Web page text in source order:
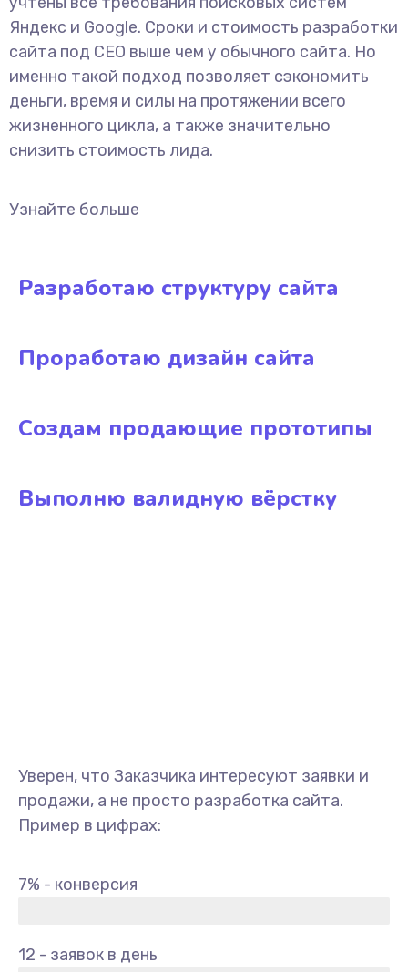
Яндекс и Google. Сроки и стоимость разработки
сайта под СЕО выше чем у обычного сайта. Но
именно такой подход позволяет сэкономить
деньги, время и силы на протяжении всего
жизненного цикла, а также значительно
снизить стоимость лида.
Узнайте больше
Разработаю структуру сайта
Проработаю дизайн сайта
Создам продающие прототипы
Выполню валидную вёрстку
Уверен, что Заказчика интересуют заявки и
продажи, а не просто разработка сайта.
Пример в цифрах:
7% - конверсия
12 - заявок в день